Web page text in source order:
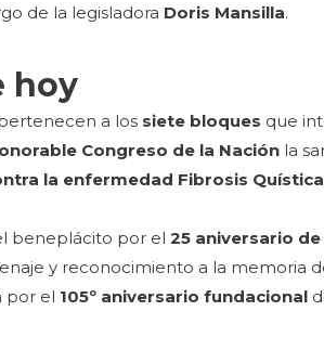
de la legisladora Doris Mansilla.
hoy
a los siete bloques que
Congreso de la Nación la
la enfermedad Fibrosis
beneplácito por el25 aniversario
y reconocimiento a la memoria
por el 105º aniversario fundacional